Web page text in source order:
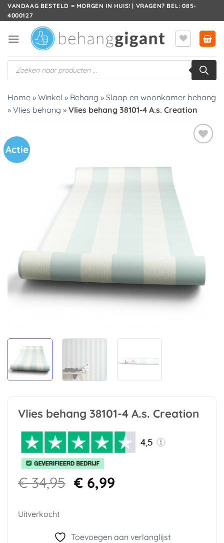
Ga
naar
VANDAAG BESTELD = MORGEN IN HUIS! | VRAGEN? BEL: 085-
4000127
Producten
zoeken
Home » Winkel » Behang » Slaap en woonkamer behang
» Vlies behang » Vlies behang 38101-4 A.s. Creation
Actie
Vlies behang 38101-4 A.s. Creation
€34,95 Oorspronkelijke
prijs
€6,99Huidige
Uitverkocht
Toevoegen aan verlanglijst